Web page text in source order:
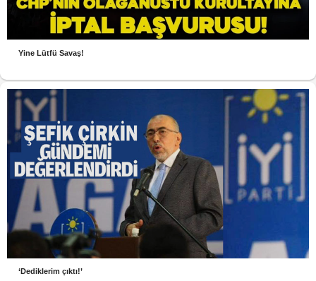
Yine Lütfü Savaş!
‘Dediklerim çıktı!’